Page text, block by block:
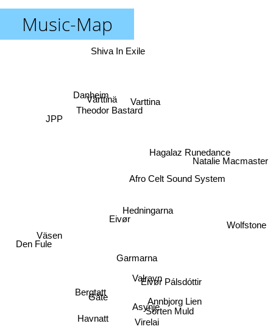
Music-Map
Garmarna
Hedningarna
Valravn
Eivør
Asynje
Eivør Pálsdóttir
Annbjorg Lien
Virelai
Afro Celt Sound System
Sorten Muld
Havnatt
Gåte
Bergtatt
Varttina
Hagalaz Runedance
Theodor Bastard
Den Fule
Wolfstone
Natalie Macmaster
Danheim
Väsen
Värttinä
Shiva In Exile
JPP